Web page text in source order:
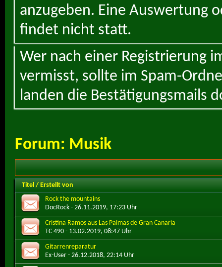
anzugeben. Eine Auswertung
findet nicht statt.
Wer nach einer Registrierung
vermisst, sollte im Spam-
landen die Bestätigungsmails
Forum: Musik
Titel / Erstellt von
Rock the mountains
DocRock - 26.11.2019, 17:23 Uhr
Cristina Ramos aus Las Palmas de Gran Canaria
TC 490 - 13.02.2019, 08:47 Uhr
Gitarrenreparatur
Ex-User - 26.12.2018, 22:14 Uhr